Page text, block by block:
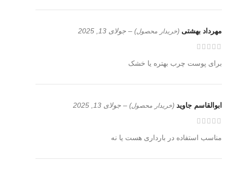
مهرداد بهشتی (خریدار محصول) – جولای 13, 2025
برای پوست چرب بهتره یا خشک
ابوالقاسم جاوید (خریدار محصول) – جولای 13, 2025
مناسب استفاده در بارداری هست یا نه